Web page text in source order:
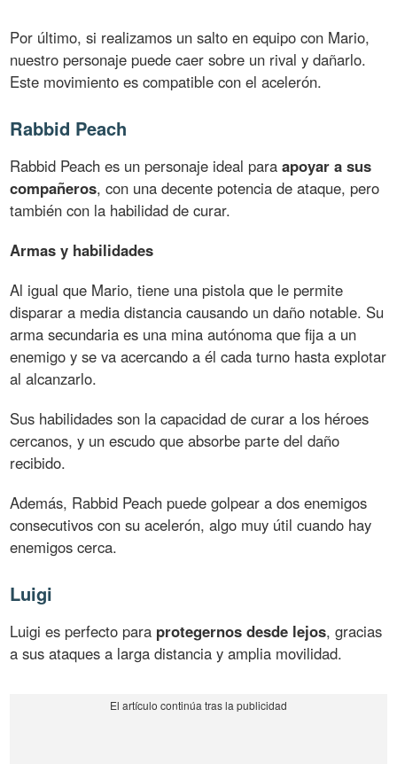
Por último, si realizamos un salto en equipo con Mario,
nuestro personaje puede caer sobre un rival y dañarlo.
Este movimiento es compatible con el acelerón.
Rabbid Peach
Rabbid Peach es un personaje ideal paraapoyar a sus
compañeros, con una decente potencia de ataque, pero
también con la habilidad de curar.
Armas y habilidades
Al igual que Mario, tiene una pistola que le permite
disparar a media distancia causando un daño notable. Su
arma secundaria es una mina autónoma que fija a un
enemigo y se va acercando a él cada turno hasta explotar
al alcanzarlo.
Sus habilidades son la capacidad de curar a los héroes
cercanos, y un escudo que absorbe parte del daño
recibido.
Además, Rabbid Peach puede golpear a dos enemigos
consecutivos con su acelerón, algo muy útil cuando hay
enemigos cerca.
Luigi
Luigi es perfecto para protegernos desde lejos, gracias
a sus ataques a larga distancia y amplia movilidad.